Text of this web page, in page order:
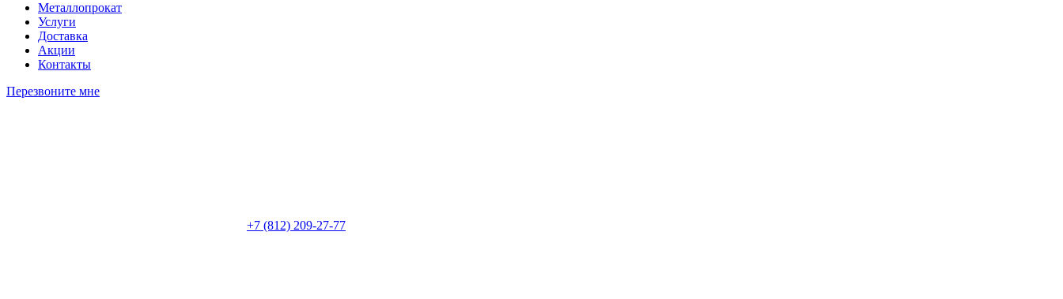
Металлопрокат
Услуги
Доставка
Акции
Контакты
Перезвоните мне
+7 (812) 209-27-77